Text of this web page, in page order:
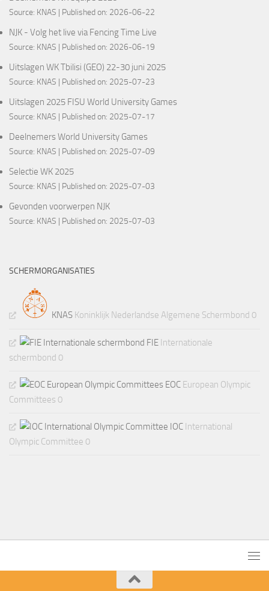
Source: KNAS Published on: 2026-06-22
NJK - Volg het live via Fencing Time Live
Source: KNAS Published on: 2026-06-19
Uitslagen WK Tbilisi (GEO) 22-30 juni 2025
Source: KNAS Published on: 2025-07-23
Uitslagen 2025 FISU World University Games
Source: KNAS Published on: 2025-07-17
Deelnemers World University Games
Source: KNAS Published on: 2025-07-09
Selectie WK 2025
Source: KNAS Published on: 2025-07-03
Gevonden voorwerpen NJK
Source: KNAS Published on: 2025-07-03
SCHERMORGANISATIES
KNAS Koninklijk Nederlandse Algemene Schermbond 0
FIE Internationale
schermbond 0
EOC European Olympic
Committees 0
IOC International
Olympic Committee 0